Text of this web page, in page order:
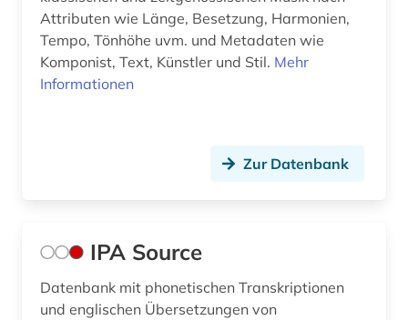
Attributen wie Länge, Besetzung, Harmonien,
Tempo, Tönhöhe uvm. und Metadaten wie
Komponist, Text, Künstler und Stil. Mehr
Informationen
Zur Datenbank
IPA Source
Datenbank mit phonetischen Transkriptionen
und englischen Übersetzungen von